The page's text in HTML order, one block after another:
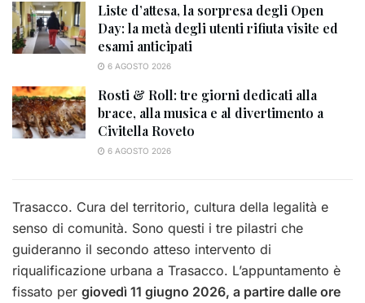
Liste d’attesa, la sorpresa degli Open
Day: la metà degli utenti rifiuta visite ed
esami anticipati
6 AGOSTO 2026
Rosti & Roll: tre giorni dedicati alla
brace, alla musica e al divertimento a
Civitella Roveto
6 AGOSTO 2026
Trasacco. Cura del territorio, cultura della legalità e
senso di comunità. Sono questi i tre pilastri che
guideranno il secondo atteso intervento di
riqualificazione urbana a Trasacco. L’appuntamento è
fissato per giovedì 11 giugno 2026, a partire dalle ore